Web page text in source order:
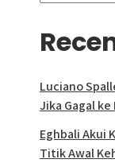
Luciano
Jika Gagal
Eghbali Akui
Titik Awal